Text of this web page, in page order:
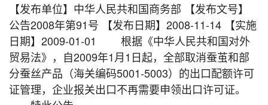
【发布单位】中华人民共和国商务部 【发布文号】
公告2008年第91号 【发布日期】2008-11-14 【实施
日期】2009-01-01 根据《中华人民共和国对外
贸易法》，自2009年1月1日起，全部取消蚕茧和部
分蚕丝产品（海关编码5001-5003）的出口配额许可
证管理，企业报关出口不再需要申领出口许可证。